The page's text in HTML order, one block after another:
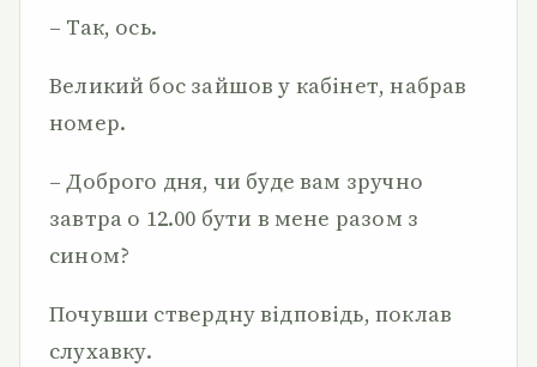
– Так, ось.
Великий бос зайшов у кабінет, набрав
номер.
– Доброго дня, чи буде вам зручно
завтра о 12.00 бути в мене разом з
сином?
Почувши ствердну відповідь, поклав
слухавку.